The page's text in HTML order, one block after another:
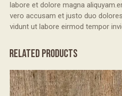
labore et dolore magna
vero accusam et justo duo
vidunt ut labore eirmod tempor
RELATED PRODUCTS